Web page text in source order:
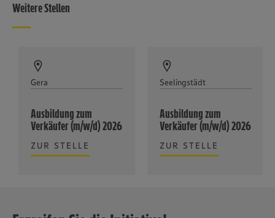
Weitere Stellen
Gera
Ausbildung zum
Verkäufer (m/w/d) 2026
ZUR STELLE
Seelingstädt
Ausbildung zum
Verkäufer (m/w/d) 2026
ZUR STELLE